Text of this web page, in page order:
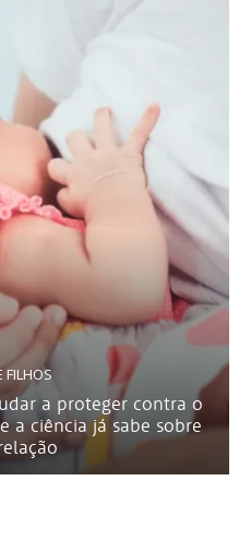
FILHOS
a proteger contra o
a ciência já sabe sobre